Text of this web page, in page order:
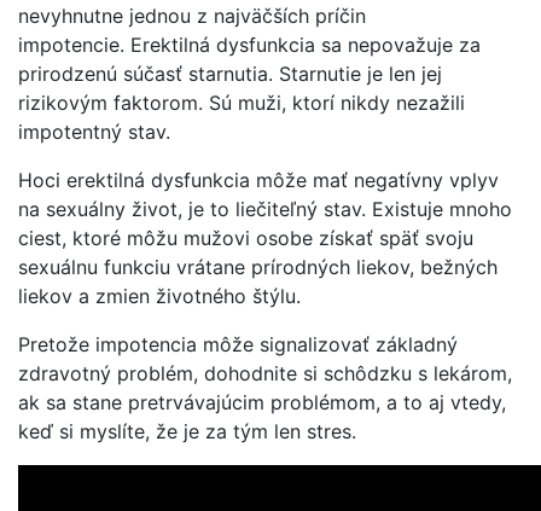
nevyhnutne jednou z najväčších príčin
impotencie. Erektilná dysfunkcia sa nepovažuje za
prirodzenú súčasť starnutia. Starnutie je len jej
rizikovým faktorom. Sú muži, ktorí nikdy nezažili
impotentný stav.
Hoci erektilná dysfunkcia môže mať negatívny vplyv
na sexuálny život, je to liečiteľný stav. Existuje mnoho
ciest, ktoré môžu mužovi osobe získať späť svoju
sexuálnu funkciu vrátane prírodných liekov, bežných
liekov a zmien životného štýlu.
Pretože impotencia môže signalizovať základný
zdravotný problém, dohodnite si schôdzku s lekárom,
ak sa stane pretrvávajúcim problémom, a to aj vtedy,
keď si myslíte, že je za tým len stres.